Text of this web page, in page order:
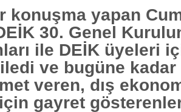
konuşma yapan
30. Genel
ile DEİK üyeleri
ve bugüne kadar
veren, dış
gayret